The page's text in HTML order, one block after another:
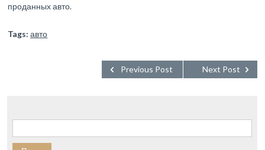
проданных авто.
Tags: авто
Next Post
Previous Post
Найти: